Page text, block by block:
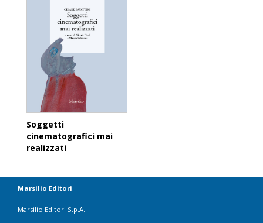
Soggetti
cinematografici mai
realizzati
Marsilio Editori
Marsilio Editori S.p.A.